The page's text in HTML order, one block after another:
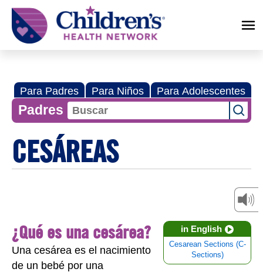
Children's
Health
Network
Para Padres Para Niños Para Adolescentes
Padres
CESÁREAS
in English
Cesarean Sections (C-
Sections)
¿Qué es una cesárea?
Una cesárea es el nacimiento
de un bebé por una